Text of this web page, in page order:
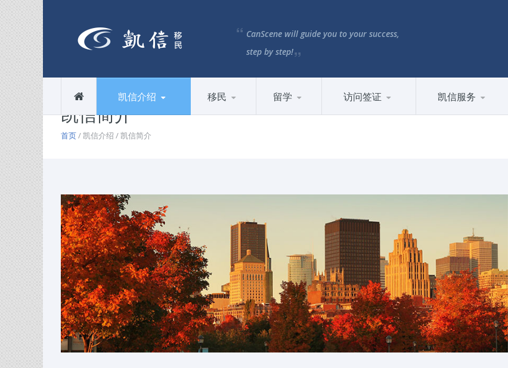
CanScene will guide you to your success,
step by step!
凯信介绍 移民 留学 访问签证 凯信服务
凯信简介
首页/ 凯信介绍 / 凯信简介